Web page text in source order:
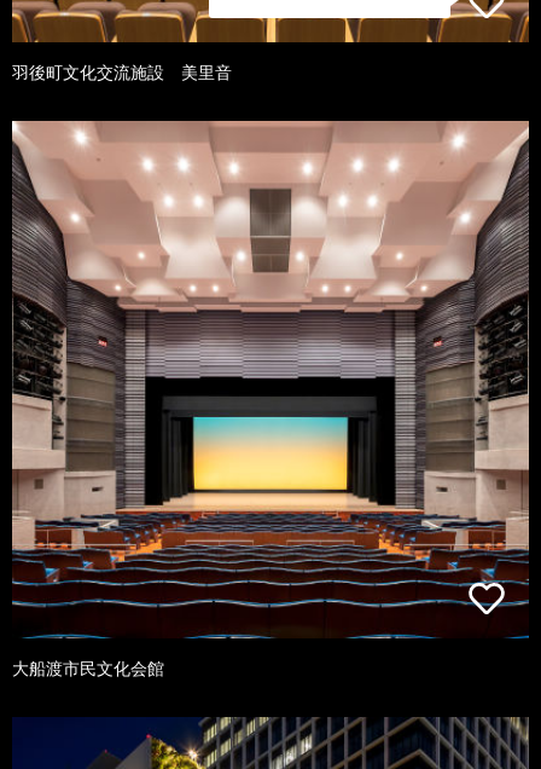
羽後町文化交流施設 美里音
大船渡市民文化会館